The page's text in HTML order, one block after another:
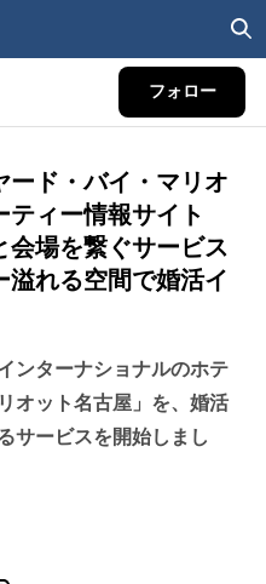
フォロー
ード・バイ・マリオ
ティー情報サイト
会場を繋ぐサービス
溢れる空間で婚活イ
ンターナショナルのホテ
オット名古屋」を、婚活
サービスを開始しまし